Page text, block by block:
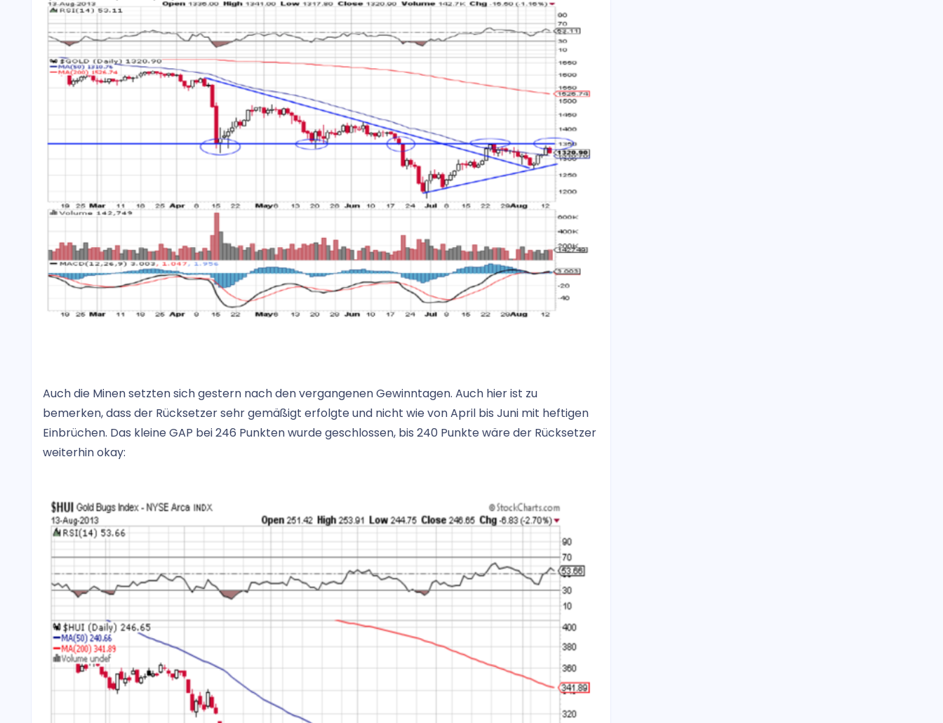
Auch die Minen setzten sich gestern nach den vergangenen Gewinntagen. Auch hier ist zu
bemerken, dass der Rücksetzer sehr gemäßigt erfolgte und nicht wie von April bis Juni mit heftigen
Einbrüchen. Das kleine GAP bei 246 Punkten wurde geschlossen, bis 240 Punkte wäre der Rücksetzer
weiterhin okay: